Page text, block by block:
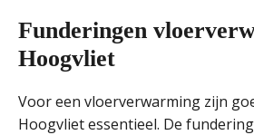
Funderingen
Hoogvliet
Voor een vloerverwarming zijn
Hoogvliet essentieel. De